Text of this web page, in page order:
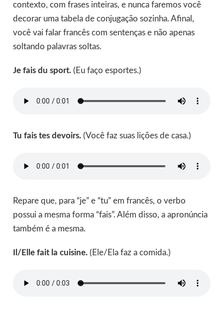
contexto, com frases inteiras, e nunca faremos você
decorar uma tabela de conjugação sozinha. Afinal,
você vai falar francês com sentenças e não apenas
soltando palavras soltas.
Je fais du sport. (Eu faço esportes.)
Tu fais tes devoirs. (Você faz suas lições de casa.)
Repare que, para “je” e “tu” em francês, o verbo
possui a mesma forma “fais”. Além disso, a apronúncia
também é a mesma.
Il/Elle fait la cuisine. (Ele/Ela faz a comida.)